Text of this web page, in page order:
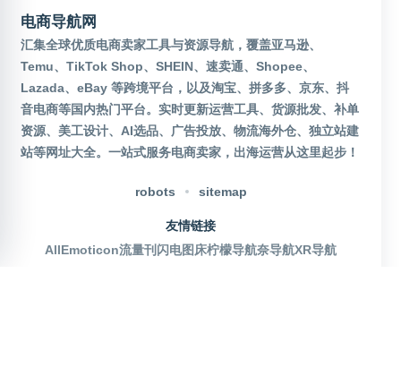
电商导航网
汇集全球优质电商卖家工具与资源导航，覆盖亚马逊、
Temu、TikTok Shop、SHEIN、速卖通、Shopee、
Lazada、eBay 等跨境平台，以及淘宝、拼多多、京东、抖
音电商等国内热门平台。实时更新运营工具、货源批发、补单
资源、美工设计、AI选品、广告投放、物流海外仓、独立站建
站等网址大全。一站式服务电商卖家，出海运营从这里起步！
robots sitemap
友情链接
AllEmoticon流量刊 闪电图床柠檬导航奈导航XR导航